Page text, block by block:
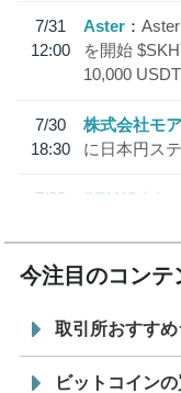
7/31
12:00
Aster
を開始
10,000 USDT
7/30
18:30
株式会社モ
に日本円ス
7/29
SBI VCトレ
今注目のコンテ
取引所おすす
ビットコイン